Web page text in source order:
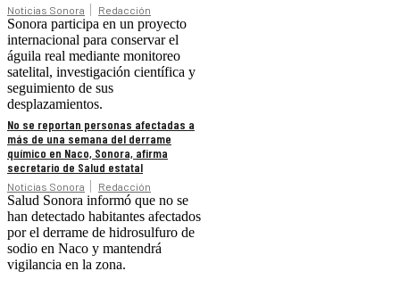
Noticias Sonora Redacción
Sonora participa en un proyecto
internacional para conservar el
águila real mediante monitoreo
satelital, investigación científica y
seguimiento de sus
desplazamientos.
No se reportan personas afectadas a
más de una semana del derrame
químico en Naco, Sonora, afirma
secretario de Salud estatal
Noticias Sonora Redacción
Salud Sonora informó que no se
han detectado habitantes afectados
por el derrame de hidrosulfuro de
sodio en Naco y mantendrá
vigilancia en la zona.